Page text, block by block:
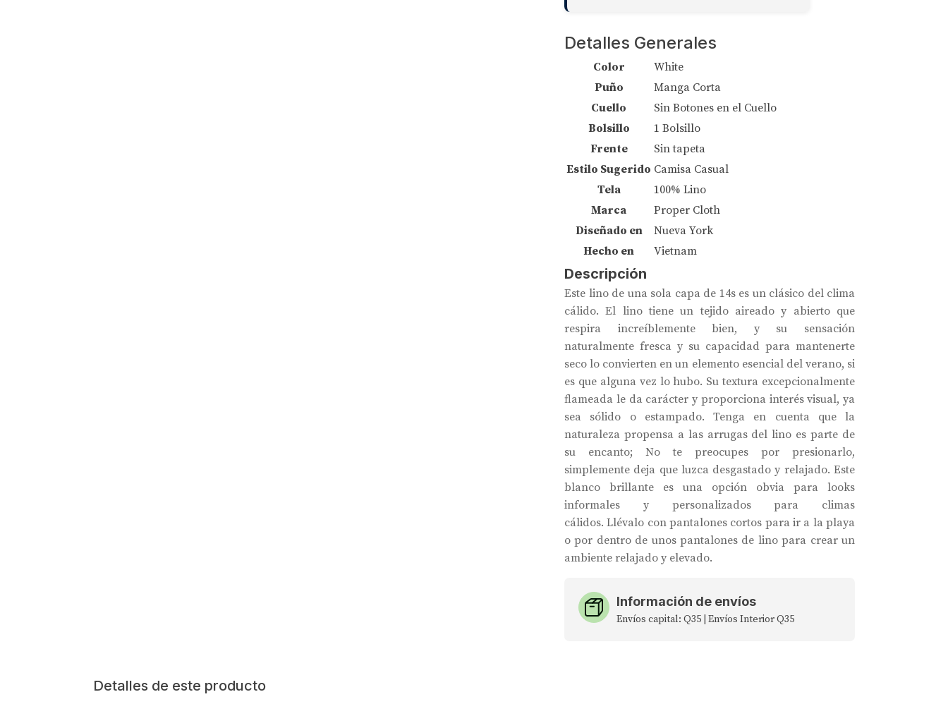
Detalles Generales
Color
White
Puño
Manga Corta
Cuello
Sin Botones en el Cuello
Bolsillo
1 Bolsillo
Frente
Sin tapeta
Estilo Sugerido Camisa Casual
Tela
100% Lino
Marca
Proper Cloth
Diseñado en
Nueva York
Hecho en
Vietnam
Descripción
Este lino de una sola capa de 14s es un clásico del clima
cálido. El lino tiene un tejido aireado y abierto que
respira increíblemente bien, y su sensación
naturalmente fresca y su capacidad para mantenerte
seco lo convierten en un elemento esencial del verano, si
es que alguna vez lo hubo. Su textura excepcionalmente
flameada le da carácter y proporciona interés visual, ya
sea sólido o estampado. Tenga en cuenta que la
naturaleza propensa a las arrugas del lino es parte de
su encanto; No te preocupes por presionarlo,
simplemente deja que luzca desgastado y relajado. Este
blanco brillante es una opción obvia para looks
informales y personalizados para climas
cálidos. Llévalo con pantalones cortos para ir a la playa
o por dentro de unos pantalones de lino para crear un
ambiente relajado y elevado.
Información de envíos
Envíos capital: Q35 | Envíos Interior Q35
Detalles de este producto